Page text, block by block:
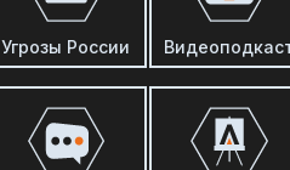
Угрозы России